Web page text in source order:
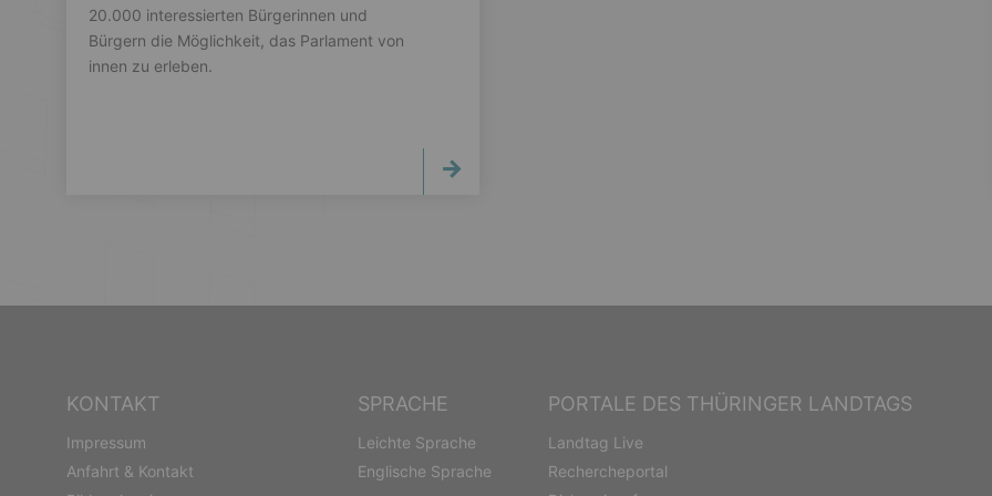
20.000 interessierten Bürgerinnen und
Bürgern die Möglichkeit, das Parlament von
innen zu erleben.
KONTAKT
Impressum
Anfahrt & Kontakt
SPRACHE
Leichte Sprache
Englische Sprache
PORTALE DES THÜRINGER LANDTAGS
Landtag Live
Rechercheportal